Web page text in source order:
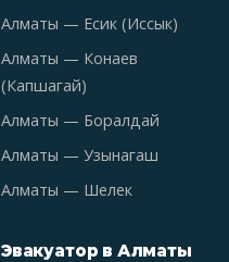
Алматы — Есик (Иссык)
Алматы — Конаев
(Капшагай)
Алматы — Боралдай
Алматы — Узынагаш
Алматы — Шелек
Эвакуатор в Алматы